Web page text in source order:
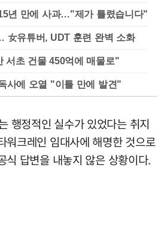
년 만에 사과…"제가 틀렸습니다"
女유튜버, UDT 훈련 완벽 소화
서초 건물 450억에 매물로"
사에 오열 "이틀 만에 발견"
행정적인 실수가 있었다는 취지
워크레인 임대사에 해명한 것으로
식 답변을 내놓지 않은 상황이다.